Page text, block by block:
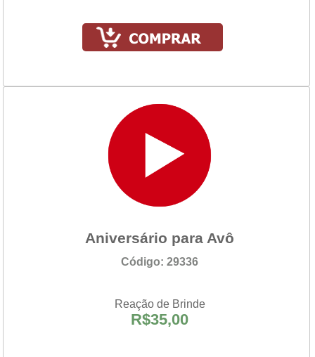
Aniversário para Avô
Código: 29336
Reação de Brinde
R$35,00